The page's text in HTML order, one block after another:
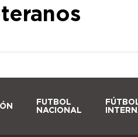
FUTBOL
NACIONAL